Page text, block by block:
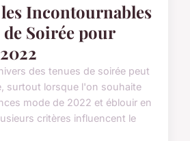
Incontournables
de Soirée pour
des tenues de soirée peut
surtout lorsque l'on souhaite
mode de 2022 et éblouir en
critères influencent le